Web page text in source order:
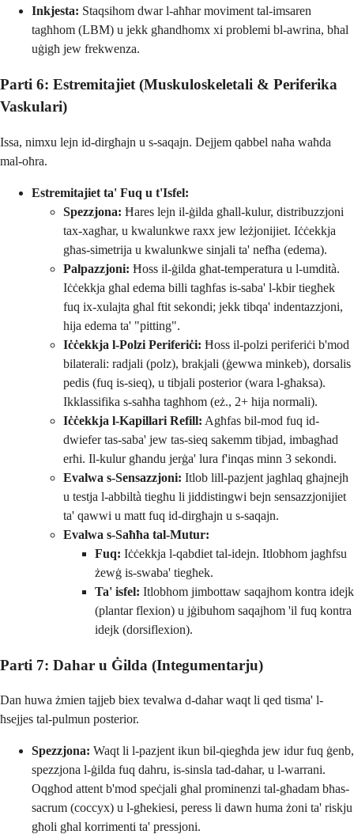
Inkjesta: Staqsihom dwar l-aħħar moviment tal-imsaren
tagħhom (LBM) u jekk għandhomx xi problemi bl-awrina, bħal
uġigħ jew frekwenza.
Parti 6: Estremitajiet (Muskuloskeletali & Periferika
Vaskulari)
Issa, nimxu lejn id-dirgħajn u s-saqajn. Dejjem qabbel naħa waħda
mal-oħra.
Estremitajiet ta' Fuq u t'Isfel:
Spezzjona: Ħares lejn il-ġilda għall-kulur, distribuzzjoni
tax-xagħar, u kwalunkwe raxx jew leżjonijiet. Iċċekkja
għas-simetrija u kwalunkwe sinjali ta' nefħa (edema).
Palpazzjoni: Ħoss il-ġilda għat-temperatura u l-umdità.
Iċċekkja għal edema billi tagħfas is-saba' l-kbir tiegħek
fuq ix-xulajta għal ftit sekondi; jekk tibqa' indentazzjoni,
hija edema ta' "pitting".
Iċċekkja l-Polzi Periferiċi: Ħoss il-polzi periferiċi b'mod
bilaterali: radjali (polz), brakjali (ġewwa minkeb), dorsalis
pedis (fuq is-sieq), u tibjali posterior (wara l-għaksa).
Ikklassifika s-saħħa tagħhom (eż., 2+ hija normali).
Iċċekkja l-Kapillari Refill: Agħfas bil-mod fuq id-
dwiefer tas-saba' jew tas-sieq sakemm tibjad, imbagħad
erħi. Il-kulur għandu jerġa' lura f'inqas minn 3 sekondi.
Evalwa s-Sensazzjoni: Itlob lill-pazjent jagħlaq għajnejh
u testja l-abbiltà tiegħu li jiddistingwi bejn sensazzjonijiet
ta' qawwi u matt fuq id-dirgħajn u s-saqajn.
Evalwa s-Saħħa tal-Mutur:
Fuq: Iċċekkja l-qabdiet tal-idejn. Itlobhom jagħfsu
żewġ is-swaba' tiegħek.
Ta' isfel: Itlobhom jimbottaw saqajhom kontra idejk
(plantar flexion) u jġibuhom saqajhom 'il fuq kontra
idejk (dorsiflexion).
Parti 7: Dahar u Ġilda (Integumentarju)
Dan huwa żmien tajjeb biex tevalwa d-dahar waqt li qed tisma' l-
ħsejjes tal-pulmun posterior.
Spezzjona: Waqt li l-pazjent ikun bil-qiegħda jew idur fuq ġenb,
spezzjona l-ġilda fuq dahru, is-sinsla tad-dahar, u l-warrani.
Oqgħod attent b'mod speċjali għal prominenzi tal-għadam bħas-
sacrum (coccyx) u l-għekiesi, peress li dawn huma żoni ta' riskju
għoli għal korrimenti ta' pressjoni.